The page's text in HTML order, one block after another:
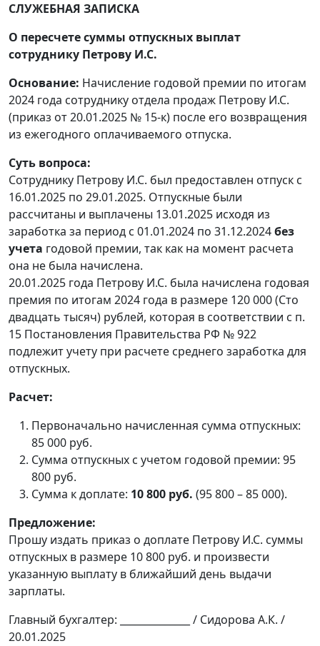
СЛУЖЕБНАЯ ЗАПИСКА
О пересчете суммы отпускных выплат
сотруднику Петрову И.С.
Основание: Начисление годовой премии по итогам
2024 года сотруднику отдела продаж Петрову И.С.
(приказ от 20.01.2025 № 15-к) после его возвращения
из ежегодного оплачиваемого отпуска.
Суть вопроса:
Сотруднику Петрову И.С. был предоставлен отпуск с
16.01.2025 по 29.01.2025. Отпускные были
рассчитаны и выплачены 13.01.2025 исходя из
заработка за период с 01.01.2024 по 31.12.2024без
учета годовой премии, так как на момент расчета
она не была начислена.
20.01.2025 года Петрову И.С. была начислена годовая
премия по итогам 2024 года в размере 120 000 (Сто
двадцать тысяч) рублей, которая в соответствии с п.
15 Постановления Правительства РФ № 922
подлежит учету при расчете среднего заработка для
отпускных.
Расчет:
Первоначально начисленная сумма отпускных:
85 000 руб.
Сумма отпускных с учетом годовой премии: 95
800 руб.
Сумма к доплате: 10 800 руб. (95 800 – 85 000).
Предложение:
Прошу издать приказ о доплате Петрову И.С. суммы
отпускных в размере 10 800 руб. и произвести
указанную выплату в ближайший день выдачи
зарплаты.
Главный бухгалтер: ______________ / Сидорова А.К. /
20.01.2025